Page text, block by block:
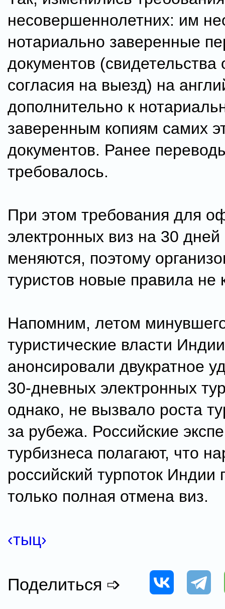
несовершеннолетних: им
нотариально заверенные
документов
согласия на выезд) на
дополнительно к
заверенным копиям самих
документов. Ранее
требовалось.
При этом требования для
электронных виз на 30 дней
меняются, поэтому
туристов новые правила не
Напомним, летом
туристические власти Индии
анонсировали двукратное
30-дневных электронных
однако, не вызвало роста
за рубежа. Российские
турбизнеса полагают, что
российский турпоток Индии
только полная отмена виз.
‹тыц›
Поделиться ➩